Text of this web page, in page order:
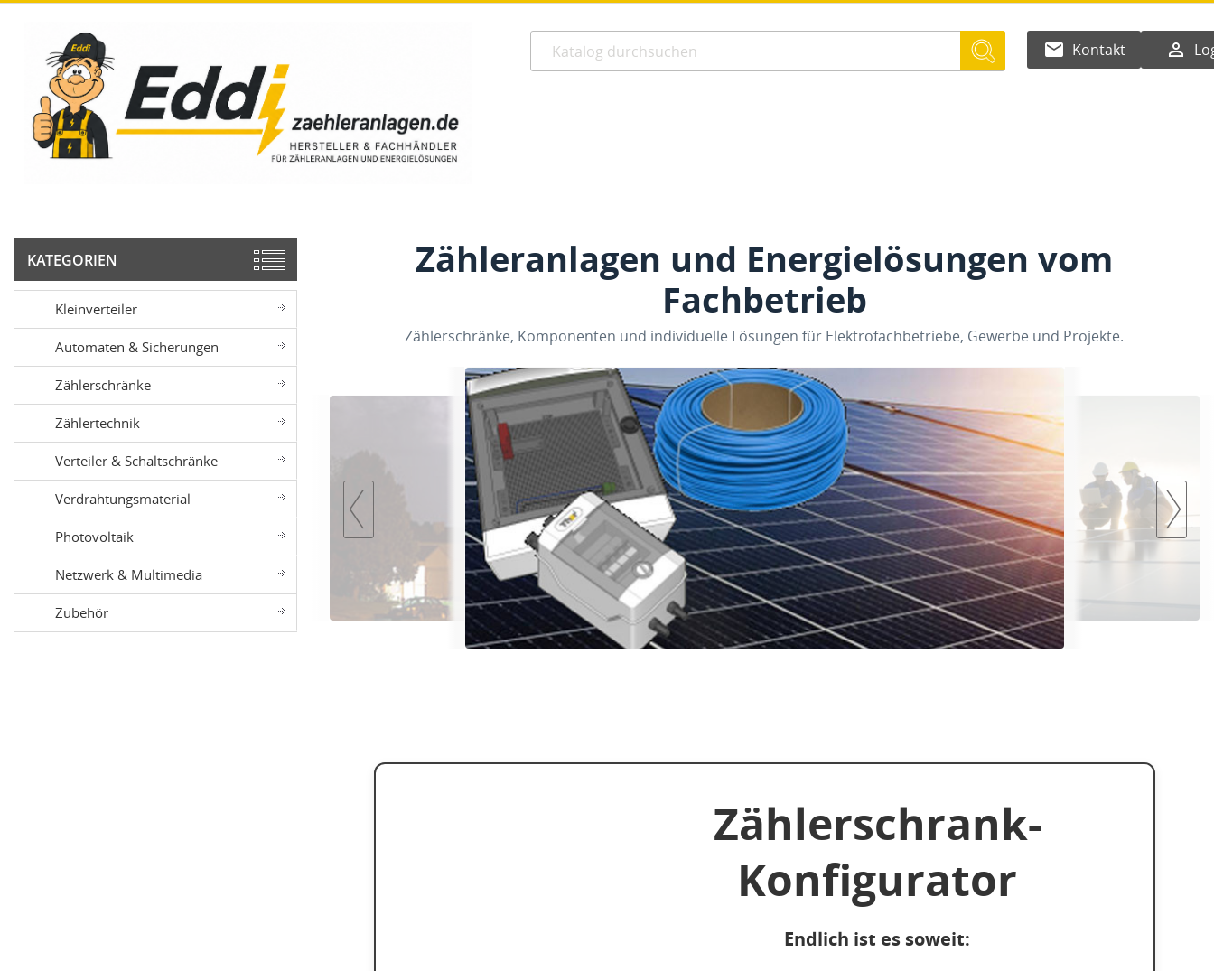
email Kontakt person_outline
KATEGORIEN
Kleinverteiler
Automaten & Sicherungen
Zählerschränke
Zählertechnik
Verteiler & Schaltschränke
Verdrahtungsmaterial
Photovoltaik
Netzwerk & Multimedia
Zubehör
Zähleranlagen und Energielösungen vom
Fachbetrieb
Zählerschränke, Komponenten und individuelle Lösungen für Elektrofachbetriebe, Gewerbe und Projekte.
Zählerschrank-
Konfigurator
Endlich ist es soweit: